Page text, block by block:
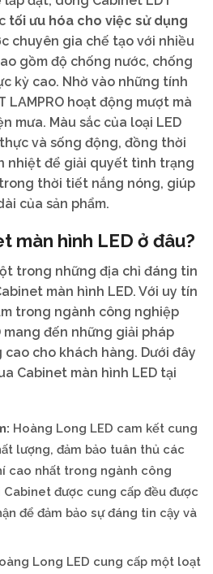
tối ưu hóa cho việc sử dụng
chuyên gia chế tạo với nhiều
gồm độ chống nước, chống
kỳ cao. Nhờ vào những tính
LAMPRO hoạt động mượt mà
mưa. Màu sắc của loại LED
và sống động, đồng thời
nhiệt để giải quyết tình trạng
thời tiết nắng nóng, giúp
của sản phẩm.
màn hình LED ở đâu?
trong những địa chỉ đáng tin
màn hình LED. Với uy tín
trong ngành công nghiệp
mang đến những giải pháp
cho khách hàng. Dưới đây
Cabinet màn hình LED tại
Hoàng Long LED cam kết cung
lượng, đảm bảo tuân thủ các
cao nhất trong ngành công
Cabinet được cung cấp đều được
để đảm bảo sự đáng tin cậy và
Long LED cung cấp một loạt